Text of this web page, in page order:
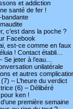
et addiction
santé de fer !
bandante
c’est dans la poche ?
Facebook
est-ce comme en faux
! Contact établi…
Se jeter à l’eau…
unilatérale
et autres
– L’heure du verdict
(6) – Délibéré
ken !
première semaine